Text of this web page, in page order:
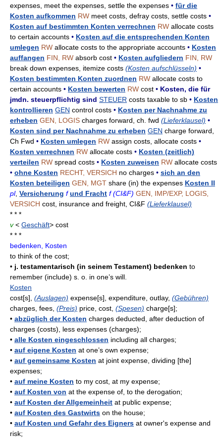
expenses, meet the expenses, settle the expenses • für die
Kosten aufkommen RW meet costs, defray costs, settle costs •
Kosten auf bestimmten Konten verrechnen RW allocate costs
to certain accounts • Kosten auf die entsprechenden Konten
umlegen RW allocate costs to the appropriate accounts • Kosten
auffangen FIN, RW absorb cost • Kosten aufgliedern FIN, RW
break down expenses, itemize costs (Kosten aufschlüsseln) •
Kosten bestimmten Konten zuordnen RW allocate costs to
certain accounts • Kosten bewerten RW cost • Kosten, die für
jmdn. steuerpflichtig sind STEUER costs taxable to sb • Kosten
kontrollieren GEN control costs • Kosten per Nachnahme zu
erheben GEN, LOGIS charges forward, ch. fwd (Lieferklausel) •
Kosten sind per Nachnahme zu erheben GEN charge forward,
Ch Fwd • Kosten umlegen RW assign costs, allocate costs •
Kosten verrechnen RW allocate costs • Kosten (zeitlich)
verteilen RW spread costs • Kosten zuweisen RW allocate costs
• ohne Kosten RECHT, VERSICH no charges • sich an den
Kosten beteiligen GEN, MGT share (in) the expenses Kosten II
pl, Versicherung f und Fracht f (CI&F) GEN, IMP/EXP, LOGIS,
VERSICH cost, insurance and freight, CI&F (Lieferklausel)
* * *
v< Geschäft> cost
* * *
bedenken, Kosten
to think of the cost;
• j. testamentarisch (in seinem Testament) bedenken to
remember (include) s. o. in one’s will.
Kosten
cost[s], (Auslagen) expense[s], expenditure, outlay, (Gebühren)
charges, fees, (Preis) price, cost, (Spesen) charge[s];
• abzüglich der Kosten charges deducted, after deduction of
charges (costs), less expenses (charges);
• alle Kosten eingeschlossen including all charges;
• auf eigene Kosten at one’s own expense;
• auf gemeinsame Kosten at joint expense, dividing [the]
expenses;
• auf meine Kosten to my cost, at my expense;
• auf Kosten von at the expense of, to the derogation;
• auf Kosten der Allgemeinheit at public expense;
• auf Kosten des Gastwirts on the house;
• auf Kosten und Gefahr des Eigners at owner's expense and
risk;